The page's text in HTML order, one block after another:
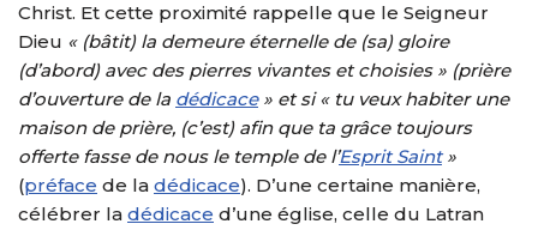
Christ. Et cette proximité rappelle que le Seigneur
Dieu « (bâtit) la demeure éternelle de (sa) gloire
(d’abord) avec des pierres vivantes et choisies » (prière
d’ouverture de la dédicace» et si « tu veux habiter une
maison de prière, (c’est) afin que ta grâce toujours
offerte fasse de nous le temple de l’Esprit Saint»
(préface de la dédicace). D’une certaine manière,
célébrer la dédicace d’une église, celle du Latran